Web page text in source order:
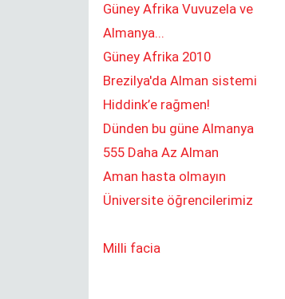
Güney Afrika Vuvuzela ve
Almanya...
Güney Afrika 2010
Brezilya'da Alman sistemi
Hiddink’e rağmen!
Dünden bu güne Almanya
555 Daha Az Alman
Aman hasta olmayın
Üniversite öğrencilerimiz
Milli facia